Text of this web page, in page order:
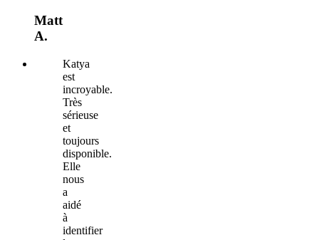
Matt
A.
Katya
est
incroyable.
Très
sérieuse
et
toujours
disponible.
Elle
nous
a
aidé
à
identifier